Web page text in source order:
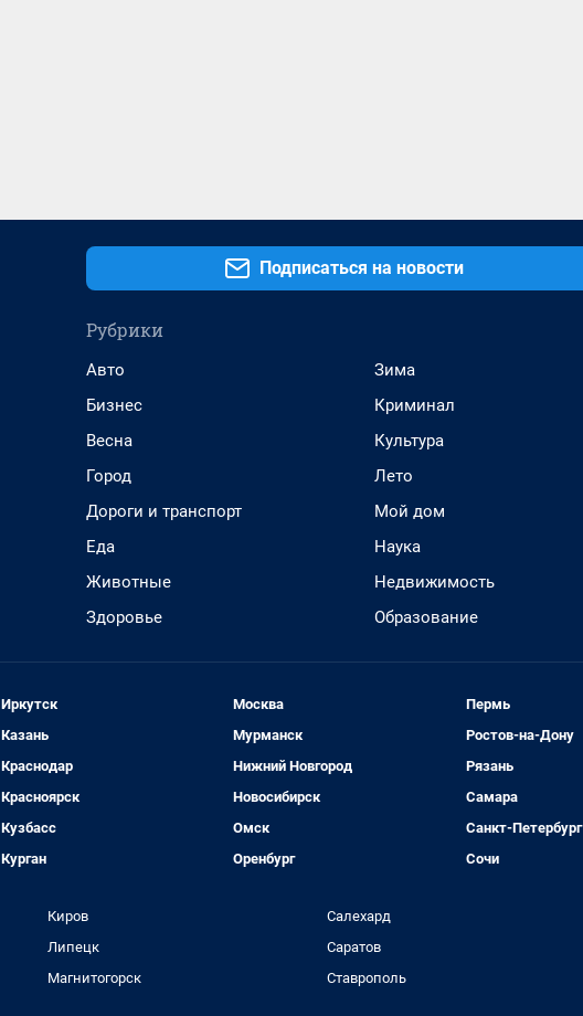
Подписаться на новости
Рубрики
Авто
Бизнес
Весна
Город
Дороги и транспорт
Еда
Животные
Здоровье
Зима
Криминал
Культура
Лето
Мой дом
Наука
Недвижимость
Образование
Иркутск
Казань
Краснодар
Красноярск
Кузбасс
Курган
Москва
Мурманск
Нижний Новгород
Новосибирск
Омск
Оренбург
Пермь
Ростов-на-Дону
Рязань
Самара
Санкт-Петербург
Сочи
Киров
Липецк
Магнитогорск
Салехард
Саратов
Ставрополь